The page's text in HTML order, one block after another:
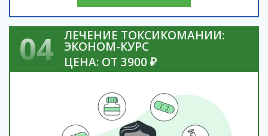
04 ЛЕЧЕНИЕ ТОКСИКОМАНИИ:
ЭКОНОМ-КУРС
ЦЕНА: ОТ 3900 ₽